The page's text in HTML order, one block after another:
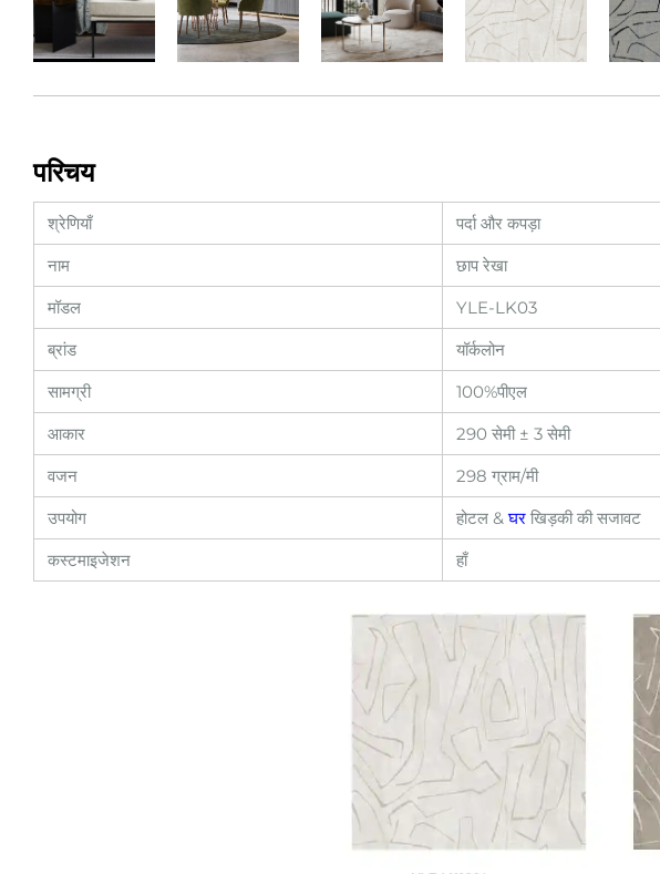
परिचय
श्रेणियाँ
पर्दा और कपड़ा
नाम
छाप रेखा
मॉडल
YLE-LK03
ब्रांड
यॉर्कलोन
सामग्री
100%पीएल
आकार
290 सेमी ± 3 सेमी
वजन
298 ग्राम/मी
उपयोग
होटल &घर खिड़की की सजावट
कस्टमाइजेशन
हाँ